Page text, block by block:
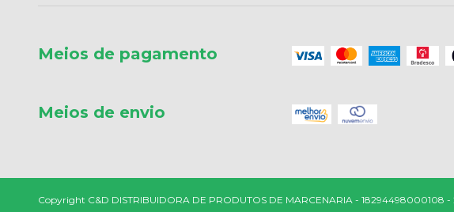
Meios de pagamento
Meios de envio
Copyright C&D DISTRIBUIDORA DE PRODUTOS DE MARCENARIA - 18294498000108 -